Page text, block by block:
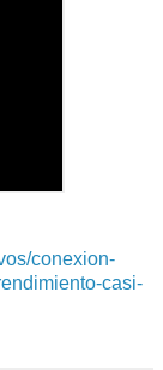
conexion-
casi-